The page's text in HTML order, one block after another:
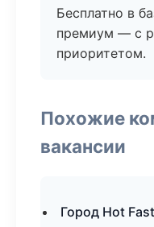
Бесплатно в
премиум — с
приоритетом.
Похожие
вакансии
Город Hot